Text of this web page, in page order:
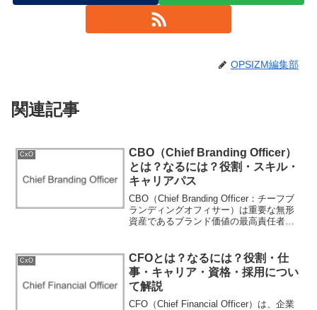
OPSIZM編集部
関連記事
CxO
CBO（Chief Branding Officer）
とは？なるには？役割・スキル・
キャリアパス
CBO（Chief Branding Officer：チーフブ
ランディングオフィサー）は重要な無形
資産であるブランド価値の最高責任者で
ーケティングとクリエイティブの両面...
CxO
CFOとは？なるには？役割・仕
事・キャリア・資格・採用につい
て解説
CFO（Chief Financial Officer）は、企業